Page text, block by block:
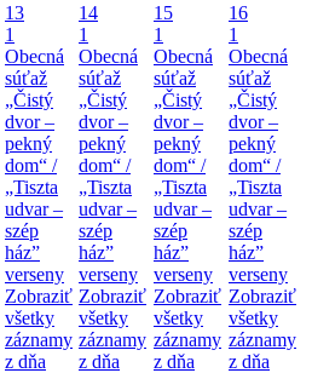
13
1
Obecná
súťaž
„Čistý
dvor –
pekný
dom“ /
„Tiszta
udvar –
szép
ház”
verseny
Zobraziť
všetky
záznamy
z dňa
14
1
Obecná
súťaž
„Čistý
dvor –
pekný
dom“ /
„Tiszta
udvar –
szép
ház”
verseny
Zobraziť
všetky
záznamy
z dňa
15
1
Obecná
súťaž
„Čistý
dvor –
pekný
dom“ /
„Tiszta
udvar –
szép
ház”
verseny
Zobraziť
všetky
záznamy
z dňa
16
1
Obecná
súťaž
„Čistý
dvor –
pekný
dom“ /
„Tiszta
udvar –
szép
ház”
verseny
Zobraziť
všetky
záznamy
z dňa